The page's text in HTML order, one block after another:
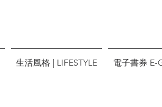
生活風格 | LIFESTYLE 電子書券 E-